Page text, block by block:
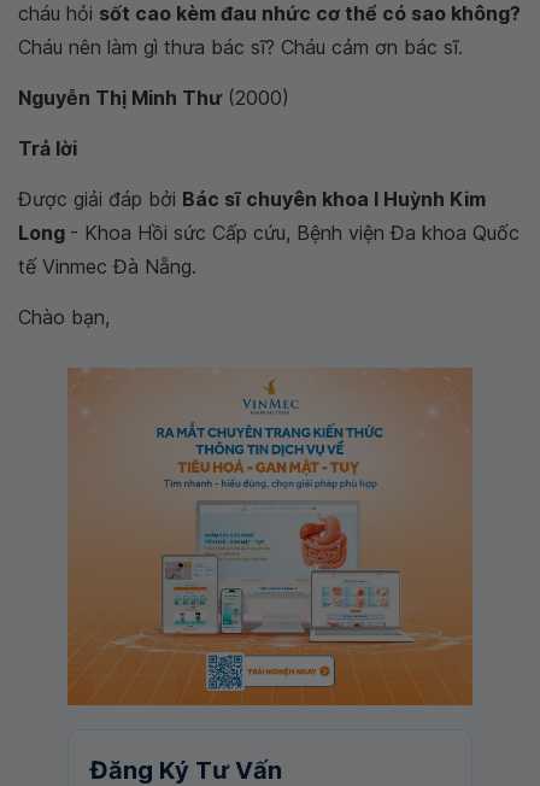
cháu hỏi sốt cao kèm đau nhức cơ thể có sao không?
Cháu nên làm gì thưa bác sĩ? Cháu cảm ơn bác sĩ.
Nguyễn Thị Minh Thư(2000)
Trả lời
Được giải đáp bởi Bác sĩ chuyên khoa I Huỳnh Kim
Long - Khoa Hồi sức Cấp cứu, Bệnh viện Đa khoa Quốc
tế Vinmec Đà Nẵng.
Chào bạn,
Đăng Ký Tư Vấn